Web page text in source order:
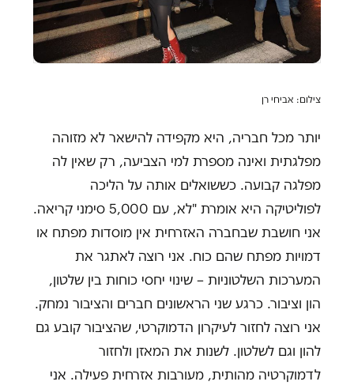
צילום: אביחי רן
יותר מכל חבריה, היא מקפידה להישאר לא מזוהה
מפלגתית ואינה מספרת למי הצביעה, רק שאין לה
מפלגה קבועה. כששואלים אותה על הליכה
לפוליטיקה היא אומרת "לא, עם 5,000 סימני קריאה.
אני חושבת שבחברה האזרחית אין מוסדות מפתח או
דמויות מפתח שהם כוח. אני רוצה לאתגר את
המערכות השלטוניות – שינוי יחסי כוחות בין שלטון,
הון וציבור. כרגע שני הראשונים חברים והציבור נמחק.
אני רוצה לחזור לעיקרון הדמוקרטי, שהציבור קובע גם
להון וגם לשלטון. לשנות את המאזן ולחזור
לדמוקרטיה מהותית, מעורבות אזרחית פעילה. אני